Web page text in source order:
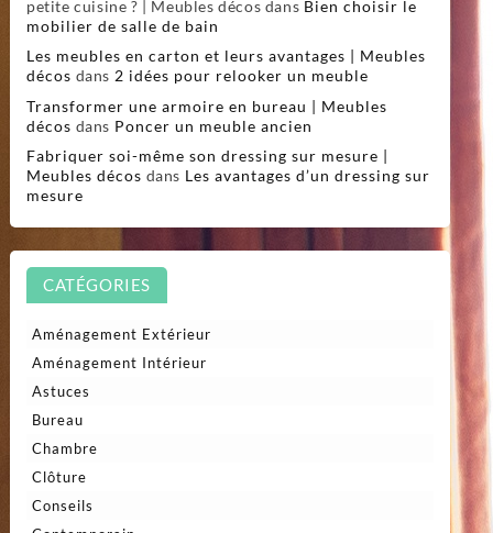
petite cuisine ? | Meubles décos dans Bien choisir le
mobilier de salle de bain
Les meubles en carton et leurs avantages | Meubles
décos dans 2 idées pour relooker un meuble
Transformer une armoire en bureau | Meubles
décos dans Poncer un meuble ancien
Fabriquer soi-même son dressing sur mesure |
Meubles décos dans Les avantages d’un dressing sur
mesure
CATÉGORIES
Aménagement Extérieur
Aménagement Intérieur
Astuces
Bureau
Chambre
Clôture
Conseils